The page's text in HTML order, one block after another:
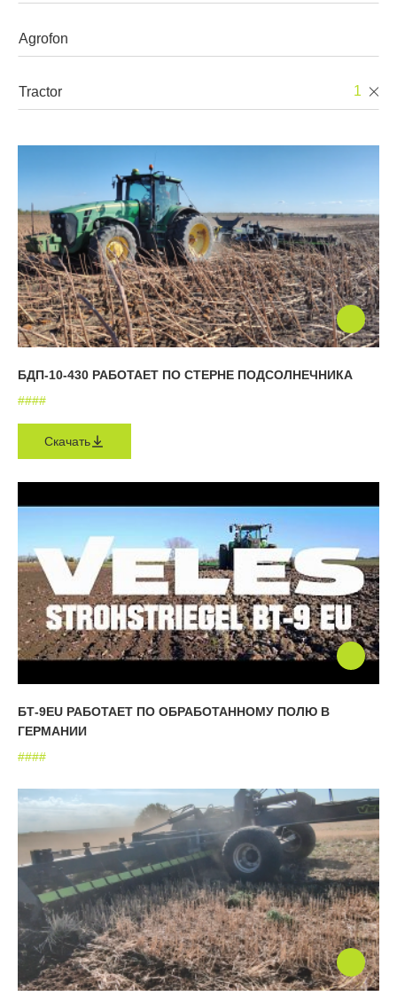
Mehrzweckgeräte
1
БДП-10-430 РАБОТАЕТ ПО СТЕРНЕ ПОДСОЛНЕЧНИКА
####
Скачать
БТ-9EU РАБОТАЕТ ПО ОБРАБОТАННОМУ ПОЛЮ В
ГЕРМАНИИ
####